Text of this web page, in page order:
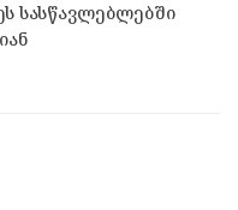
სასწავლებლებში